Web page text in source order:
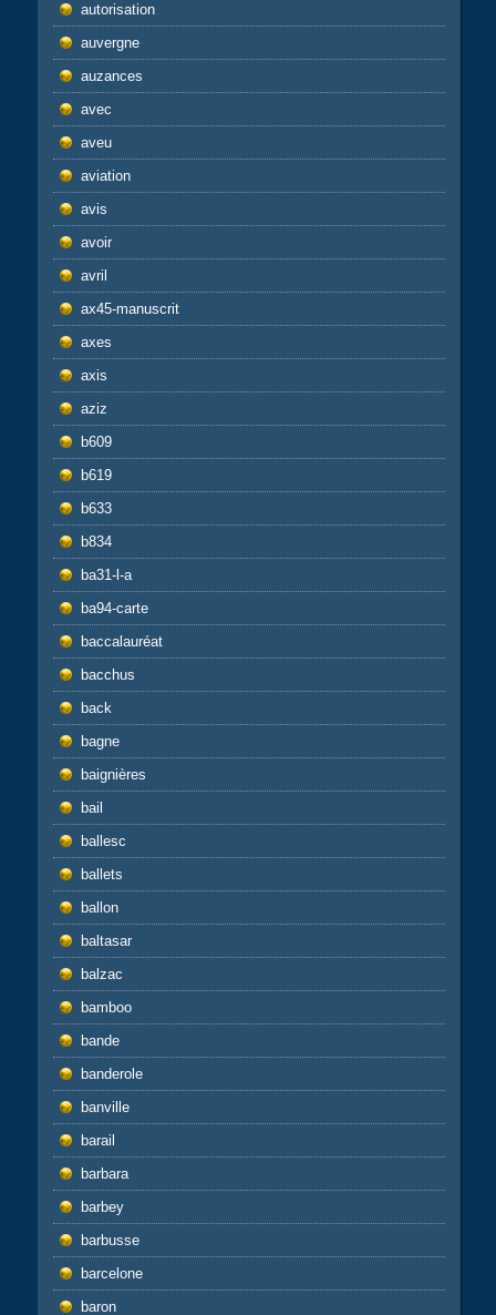
autorisation
auvergne
auzances
avec
aveu
aviation
avis
avoir
avril
ax45-manuscrit
axes
axis
aziz
b609
b619
b633
b834
ba31-l-a
ba94-carte
baccalauréat
bacchus
back
bagne
baignières
bail
ballesc
ballets
ballon
baltasar
balzac
bamboo
bande
banderole
banville
barail
barbara
barbey
barbusse
barcelone
baron